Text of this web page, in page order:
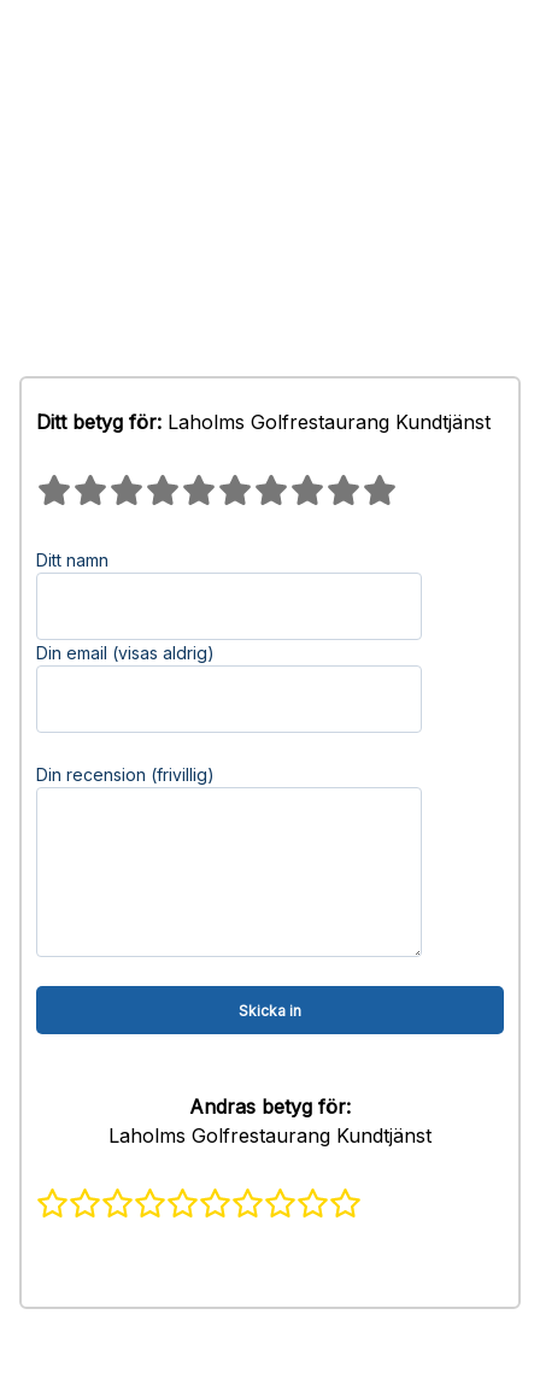
Ditt betyg för: Laholms Golfrestaurang Kundtjänst
Ditt namn
Din email (visas aldrig)
Din recension (frivillig)
Andras betyg för:
Laholms Golfrestaurang Kundtjänst